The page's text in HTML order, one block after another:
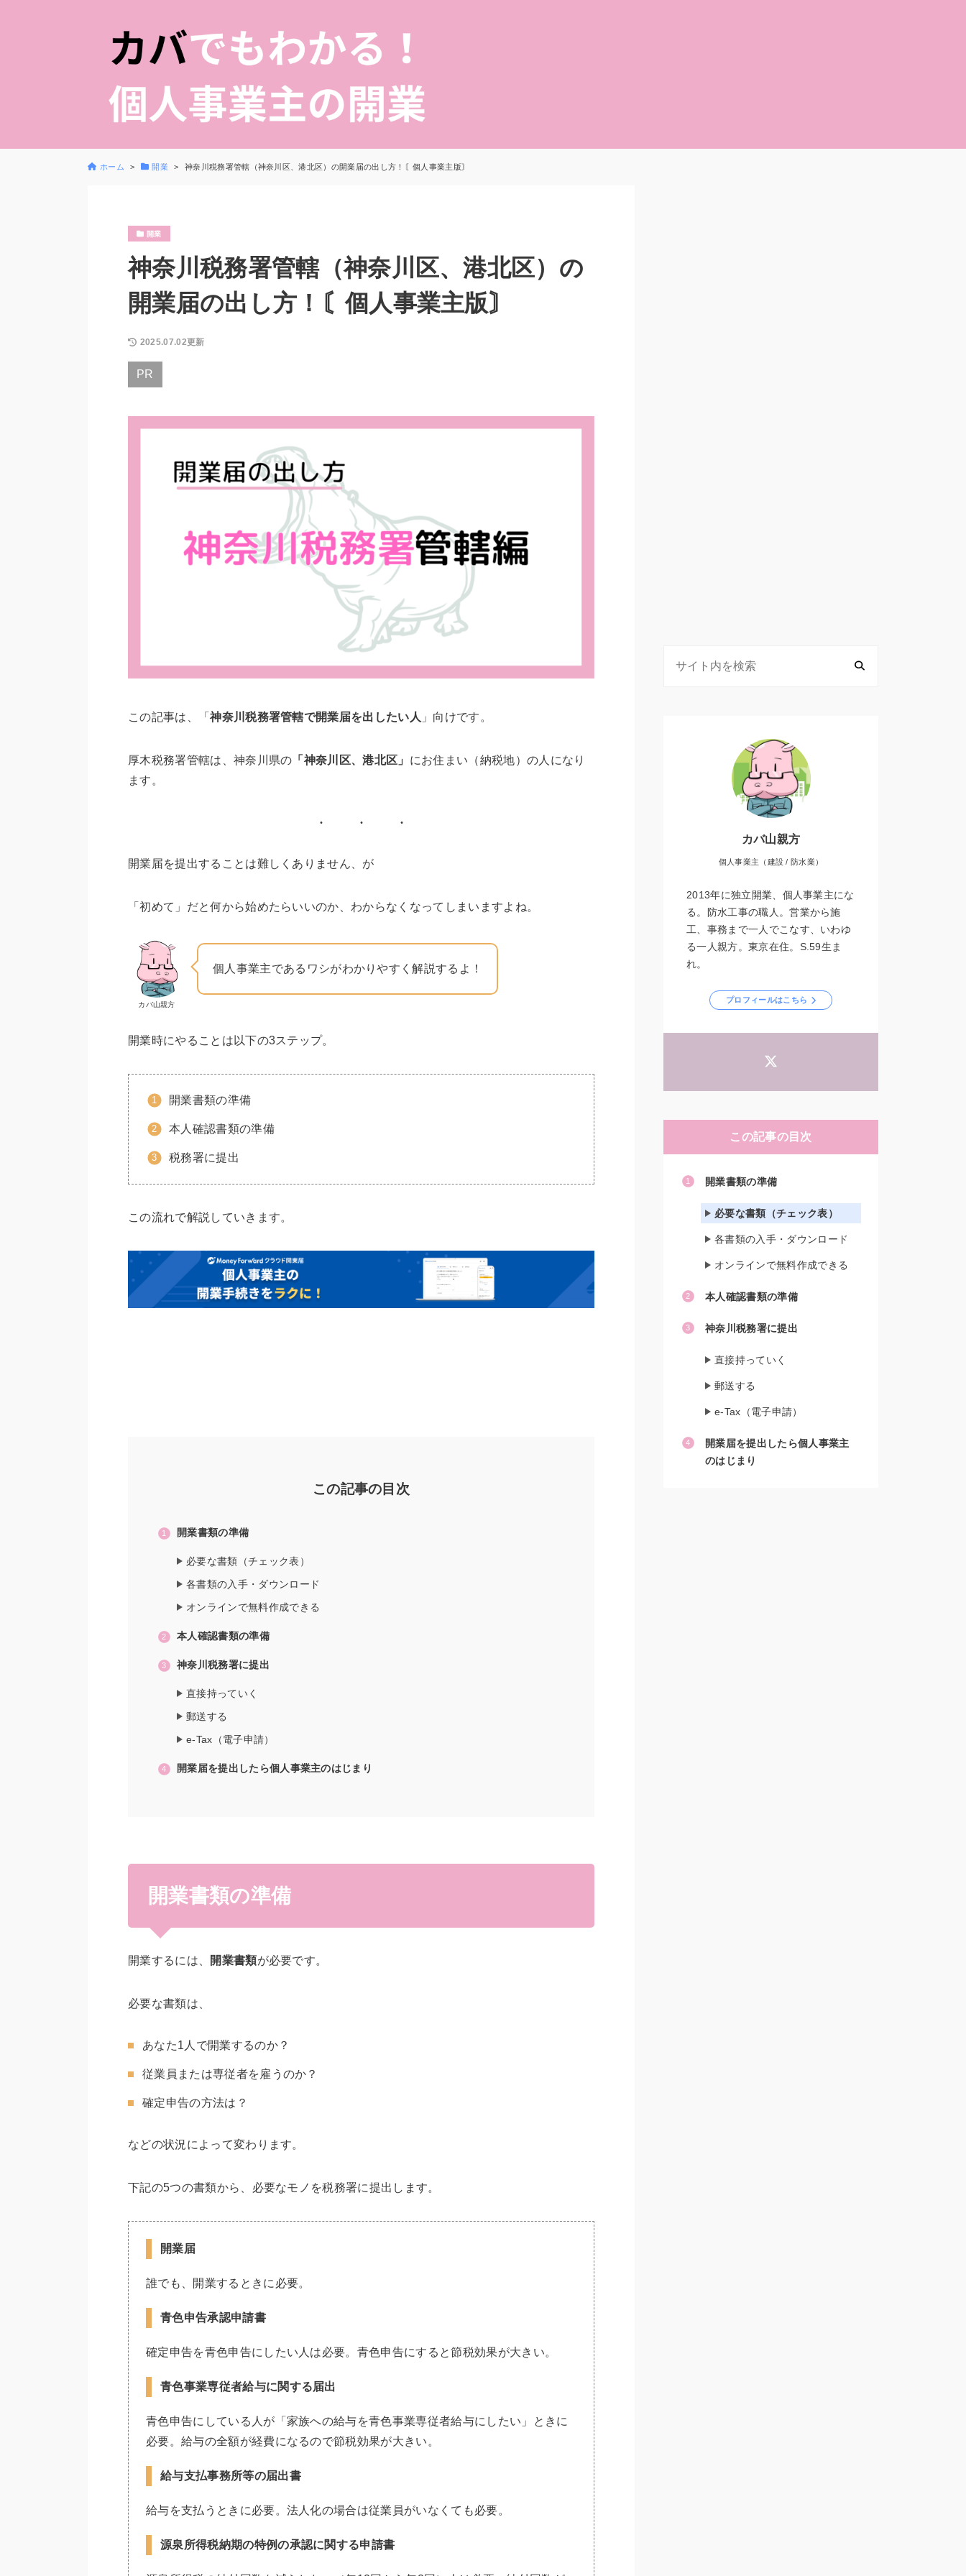
ホーム 開業 神奈川税務署管轄（神奈川区、港北区）の開業届の出し方！〘個人事業主版〙
開業
神奈川税務署管轄（神奈川区、港北区）の
開業届の出し方！〘個人事業主版〙
2025.07.02更新
PR
この記事は、「神奈川税務署管轄で開業届を出したい人 」向けです。
厚木税務署管轄は、神奈川県の 「神奈川区、港北区」 にお住まい（納税地）の人になり
ます。
開業届を提出することは難しくありません、が
「初めて」だと何から始めたらいいのか、わからなくなってしまいますよね。
カバ山親方
個人事業主であるワシがわかりやすく解説するよ！
開業時にやることは以下の3ステップ。
開業書類の準備
本人確認書類の準備
税務署に提出
この流れで解説していきます。
この記事の目次
開業書類の準備
必要な書類（チェック表）
各書類の入手・ダウンロード
オンラインで無料作成できる
本人確認書類の準備
神奈川税務署に提出
直接持っていく
郵送する
e-Tax（電子申請）
開業届を提出したら個人事業主のはじまり
開業書類の準備
開業するには、 開業書類が必要です。
必要な書類は、
あなた1人で開業するのか？
従業員または専従者を雇うのか？
確定申告の方法は？
などの状況によって変わります。
下記の5つの書類から、必要なモノを税務署に提出します。
開業届
誰でも、開業するときに必要。
青色申告承認申請書
確定申告を青色申告にしたい人は必要。青色申告にすると節税効果が大きい。
青色事業専従者給与に関する届出
青色申告にしている人が「家族への給与を青色事業専従者給与にしたい」ときに
必要。給与の全額が経費になるので節税効果が大きい。
給与支払事務所等の届出書
給与を支払うときに必要。法人化の場合は従業員がいなくても必要。
源泉所得税納期の特例の承認に関する申請書
カバ山親方
個人事業主（建設 / 防水業）
2013年に独立開業、個人事業主にな
る。防水工事の職人。営業から施
工、事務まで一人でこなす、いわゆ
る一人親方。東京在住。S.59生ま
れ。
プロフィールはこちら
この記事の目次
開業書類の準備
必要な書類（チェック表）
各書類の入手・ダウンロード
オンラインで無料作成できる
本人確認書類の準備
神奈川税務署に提出
直接持っていく
郵送する
e-Tax（電子申請）
開業届を提出したら個人事業主
のはじまり